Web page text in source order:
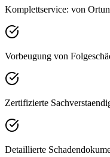
Komplettservice: von
Vorbeugung von
Zertifizierte
Detaillierte